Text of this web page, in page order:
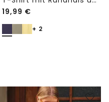
19,99 €
+ 2